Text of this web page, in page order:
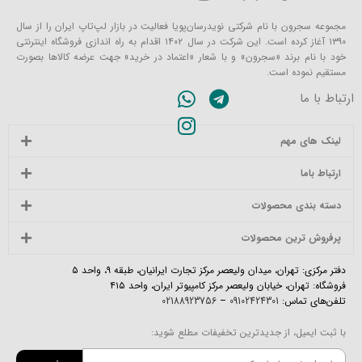
مجموعه سجرون با نام شرکتی نویدرسان‌پویا فعالیت در بازار لپ‌تاپ ایران را از سال
۱۳۹۰ آغاز کرده است. این شرکت در سال ۱۴۰۲ اقدام به راه اندازی فروشگاه اینترنتی
خود با نام برند «سجرون» و با شعار «اعتماد در خرید» جهت عرضه کالاها بصورت
مستقیم نموده است.
ارتباط با ما
لینک های مهم
ارتباط باما
دسته بندی محصولات
پرفروش ترین محصولات
دفتر مرکزی: تهران، میدان ولیعصر مرکز تجارت ایرانیان، طبقه ۹، واحد ۵
فروشگاه: تهران، خیابان ولیعصر مرکز کامپیوتر ایران، واحد ۴۱۵
تلفن‌های تماس: 09102424301
–
02188923756
با ثبت ایمیل، از جدیدترین تخفیفات مطلع شوید: